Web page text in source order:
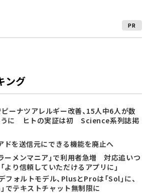
PR
ング
ピーナツアレルギー改善、15人中6人が数
うに ヒトの実証は初 Science系列誌掲
ドを送信元にできる機能を廃止へ
ーメンマニア」で利用者急増 対応追いつ
り信頼していただけるアプリに」
フォルトモデル、PlusとProは「Sol」に、
でテキストチャット無制限に